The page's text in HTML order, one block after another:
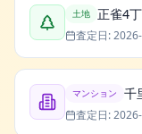
土地 正雀4
査定日:
マンション 千
査定日: